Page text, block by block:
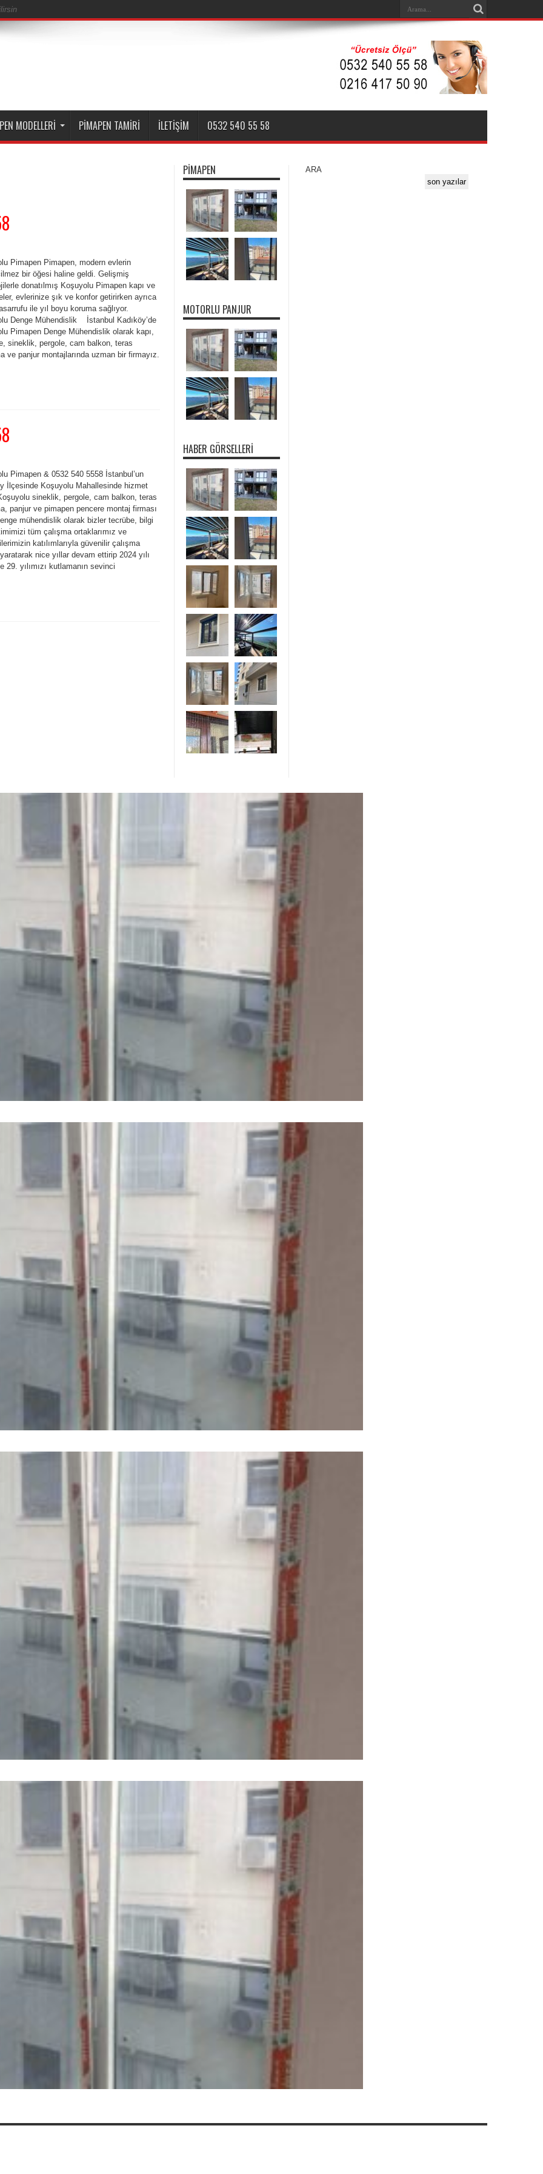
MODELLERI PIMAPEN TAMIRI İLETIŞIM 0532 540 55 58
Pimapen Pimapen, modern evlerin
bir öğesi haline geldi. Gelişmiş
donatılmış Koşuyolu Pimapen kapı ve
evlerinize şık ve konfor getirirken ayrıca
ile yıl boyu koruma sağlıyor.
Denge Mühendislik İstanbul Kadıköy’de
Pimapen Denge Mühendislik olarak kapı,
sineklik, pergole, cam balkon, teras
ve panjur montajlarında uzman bir firmayız.
Pimapen & 0532 540 5558 İstanbul’un
İlçesinde Koşuyolu Mahallesinde hizmet
sineklik, pergole, cam balkon, teras
panjur ve pimapen pencere montaj firması
mühendislik olarak bizler tecrübe, bilgi
tüm çalışma ortaklarımız ve
katılımlarıyla güvenilir çalışma
nice yıllar devam ettirip 2024 yılı
29. yılımızı kutlamanın sevinci
PIMAPEN
MOTORLU PANJUR
HABER GÖRSELLERI
ARA
son yazılar